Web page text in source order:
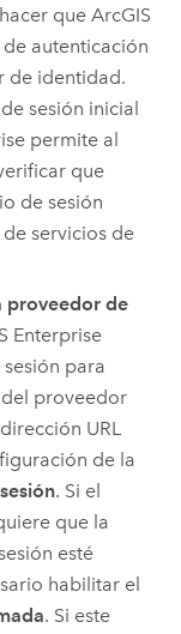
queArcGIS
autenticación
de identidad.
sesión inicial
permite al
que
de sesión
servicios de
proveedor de
Enterprise
para
proveedor
URL
de la
. Si el
que la
esté
habilitar el
. Si este